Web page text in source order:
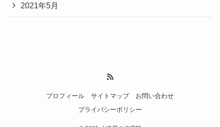
2021年5月
プロフィール サイトマップ
お問い合わせ
プライバシーポリシー